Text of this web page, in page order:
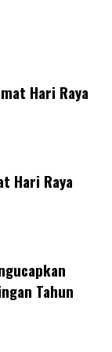
Hari Raya
Hari Raya
Tahun